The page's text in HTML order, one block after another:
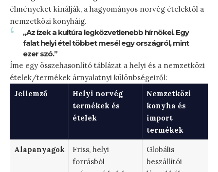
élményeket kínálják, a hagyományos norvég ételektől a
nemzetközi konyháig.
„Az ízek a kultúra legközvetlenebb hírnökei. Egy
falat helyi étel többet mesél egy országról, mint
ezer szó.”
Íme egy összehasonlító táblázat a helyi és a nemzetközi
ételek/termékek árnyalatnyi különbségeiről:
Jellemző
Helyi norvég
termékek és
ételek
Nemzetközi
konyha és
import
termékek
Alapanyagok
Friss, helyi
forrásból
Globális
beszállítói